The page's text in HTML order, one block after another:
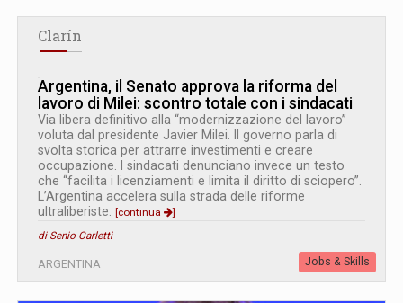
Clarín
Argentina, il Senato approva la riforma del
lavoro di Milei: scontro totale con i sindacati
Via libera definitivo alla “modernizzazione del lavoro”
voluta dal presidente Javier Milei. Il governo parla di
svolta storica per attrarre investimenti e creare
occupazione. I sindacati denunciano invece un testo
che “facilita i licenziamenti e limita il diritto di sciopero”.
L’Argentina accelera sulla strada delle riforme
ultraliberiste.
[continua
]
di Senio Carletti
ARGENTINA Jobs & Skills